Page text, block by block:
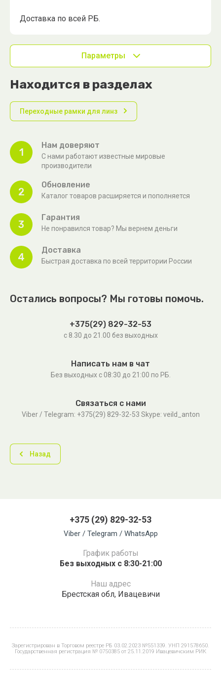
Доставка по всей РБ.
Параметры
Находится в разделах
Переходные рамки для линз
1
Нам доверяют
С нами работают известные мировые
производители
2
Обновление
Каталог товаров расширяется и пополняется
3
Гарантия
Не понравился товар? Мы вернем деньги
4
Доставка
Быстрая доставка по всей территории России
Остались вопросы? Мы готовы помочь.
+375(29) 829-32-53
с 8.30 до 21.00 без выходных
Написать нам в чат
Без выходных c 08:30 до 21:00 по РБ.
Связаться с нами
Viber / Telegram: +375(29) 829-32-53 Skype: veild_anton
Назад
+375 (29) 829-32-53
Viber / Telegram / WhatsApp
График работы
Без выходных с 8:30-21:00
Наш адрес
Брестская обл, Ивацевичи
Зарегистрирован в Торговом реестре РБ 03.02.2023 №551339. УНП 291578650.
Государственная регистрация № 0750385 от 25.11.2019 Ивацевичским РИК